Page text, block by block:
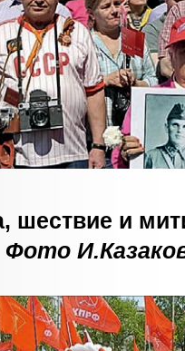
шествие и
Фото